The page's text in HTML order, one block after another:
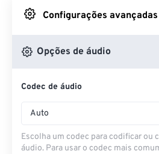
Do Google
Do OneDrive
Configurações
Opções de áudio
Codec de áudio
Auto
Escolha um codec para codificar ou
áudio. Para usar o codec mais